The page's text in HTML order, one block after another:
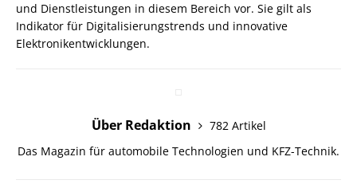
und Dienstleistungen in diesem Bereich vor. Sie gilt als
Indikator für Digitalisierungstrends und innovative
Elektronikentwicklungen.
Über Redaktion
782 Artikel
Das Magazin für automobile Technologien und KFZ-Technik.